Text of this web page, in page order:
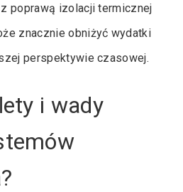
poprawą izolacji termicznej
znacznie obniżyć wydatki
perspektywie czasowej.
i wady